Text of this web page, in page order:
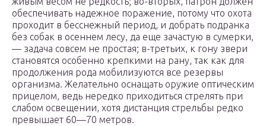
обеспечивать надежное поражение, потому что охота
проходит в бесснежный период, и добрать подранка
без собак в осеннем лесу, да еще зачастую в сумерки,
— задача совсем не простая; в-третьих, к гону звери
становятся особенно крепкими на рану, так как для
продолжения рода мобилизуются все резервы
организма. Желательно оснащать оружие оптическим
прицелом, ведь нередко приходиться стрелять при
слабом освещении, хотя дистанция стрельбы редко
превышает 60—70 метров.